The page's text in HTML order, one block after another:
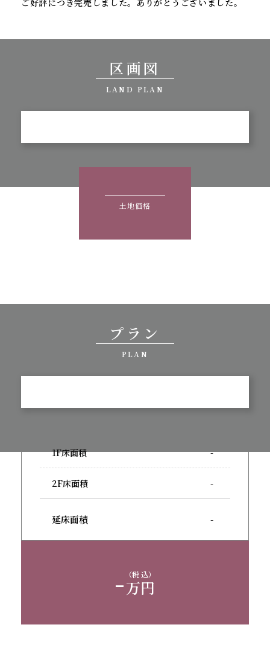
区画図
LAND PLAN
土地価格
プラン
PLAN
1F床面積 -
2F床面積 -
延床面積 -
-万円
（税 込）